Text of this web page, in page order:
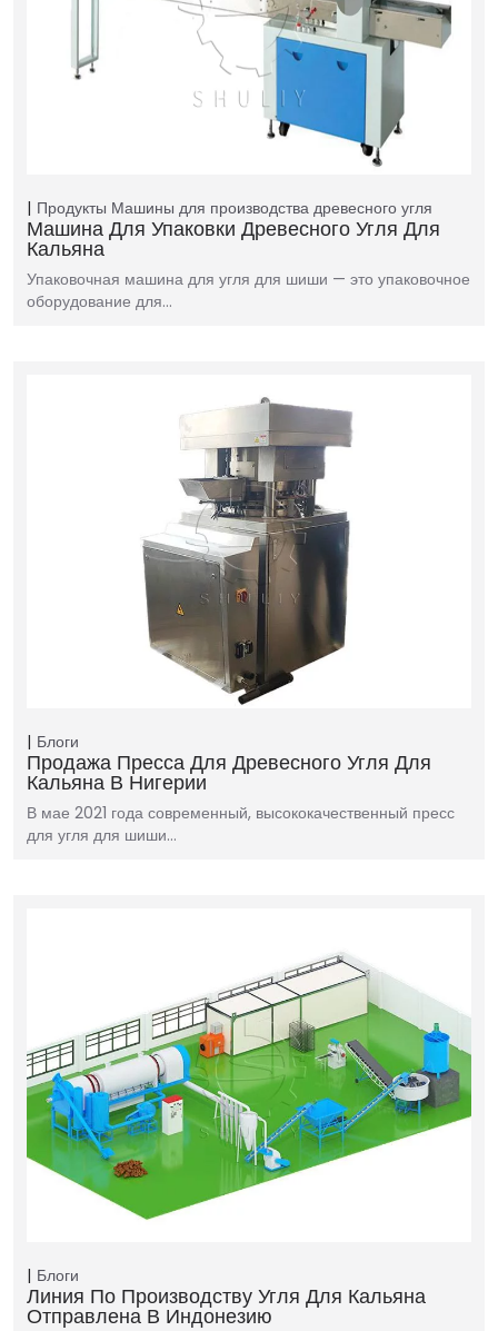
Продукты Машины для производства древесного угля
Машина Для Упаковки Древесного Угля Для
Кальяна
Упаковочная машина для угля для шиши — это упаковочное
оборудование для…
Блоги
Продажа Пресса Для Древесного Угля Для
Кальяна В Нигерии
В мае 2021 года современный, высококачественный пресс
для угля для шиши…
Блоги
Линия По Производству Угля Для Кальяна
Отправлена ​​в Индонезию